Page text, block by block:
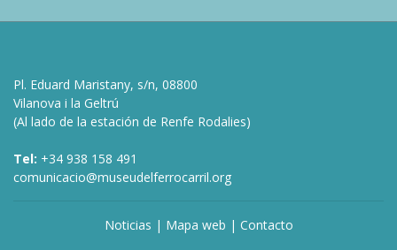
Pl. Eduard Maristany, s/n, 08800
Vilanova i la Geltrú
(Al lado de la estación de Renfe Rodalies)
Tel: +34 938 158 491
comunicacio@museudelferrocarril.org
Noticias | Mapa web | Contacto